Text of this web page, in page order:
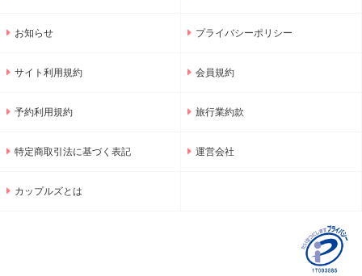
お知らせ プライバシーポリシー
サイト利用規約 会員規約
予約利用規約 旅行業約款
特定商取引法に基づく表記 運営会社
カップルズとは